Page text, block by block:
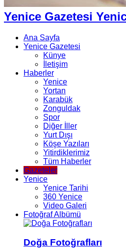
Yenice Gazetesi
Ana Sayfa
Yenice Gazetesi
Künye
İletişim
Haberler
Yenice
Yortan
Karabük
Zonguldak
Spor
Diğer İller
Yurt Dışı
Köşe Yazıları
Yitirdiklerimiz
Tüm Haberler
Gazeteler
Yenice
Yenice Tarihi
360 Yenice
Video Galeri
Fotoğraf Albümü
Doğa Fotoğrafları